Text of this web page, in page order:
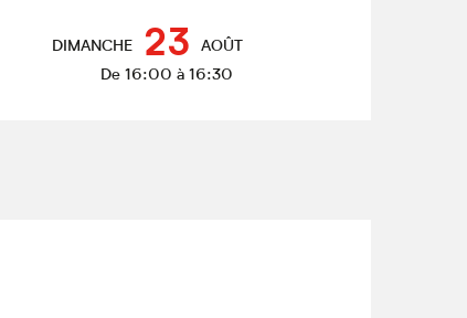
et coordonnées
DIMANCHE 23 AOÛT
De 16:00 à 16:30